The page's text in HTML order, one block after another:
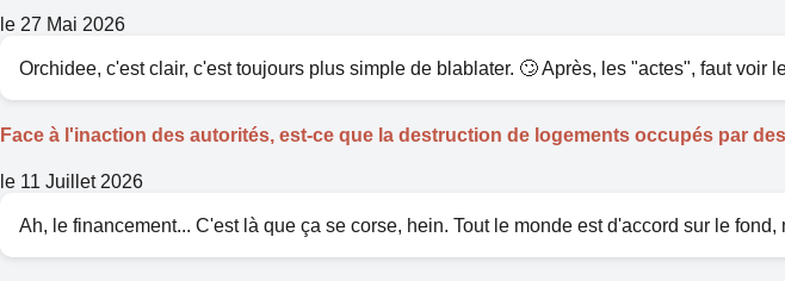
le 27 Mai 2026
Orchidee, c'est clair, c'est toujours plus simple de blablater. 🙄 Après, les "actes", faut voir
Face à l'inaction des autorités, est-ce que la destruction de logements occupés par
le 11 Juillet 2026
Ah, le financement... C'est là que ça se corse, hein. Tout le monde est d'accord sur le